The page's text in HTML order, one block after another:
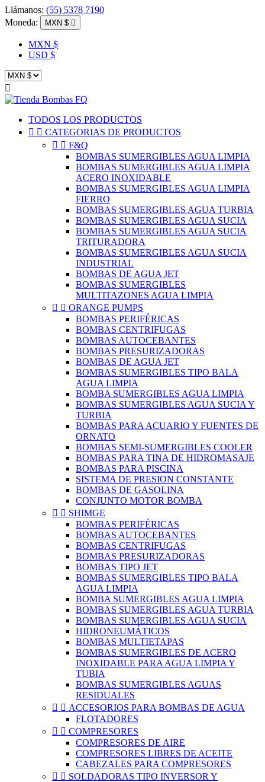
Llámanos: (55) 5378 7190
Moneda:
MXN $ 
MXN $
USD $

TODOS LOS PRODUCTOS
  CATEGORIAS DE PRODUCTOS
  F&Q
BOMBAS SUMERGIBLES AGUA LIMPIA
BOMBAS SUMERGIBLES AGUA LIMPIA
ACERO INOXIDABLE
BOMBAS SUMERGIBLES AGUA LIMPIA
FIERRO
BOMBAS SUMERGIBLES AGUA TURBIA
BOMBAS SUMERGIBLES AGUA SUCIA
BOMBAS SUMERGIBLES AGUA SUCIA
TRITURADORA
BOMBAS SUMERGIBLES AGUA SUCIA
INDUSTRIAL
BOMBAS DE AGUA JET
BOMBAS SUMERGIBLES
MULTITAZONES AGUA LIMPIA
  ORANGE PUMPS
BOMBAS PERIFÉRICAS
BOMBAS CENTRIFUGAS
BOMBAS AUTOCEBANTES
BOMBAS PRESURIZADORAS
BOMBAS DE AGUA JET
BOMBAS SUMERGIBLES TIPO BALA
AGUA LIMPIA
BOMBA SUMERGIBLES AGUA LIMPIA
BOMBAS SUMERGIBLES AGUA SUCIA Y
TURBIA
BOMBAS PARA ACUARIO Y FUENTES DE
ORNATO
BOMBAS SEMI-SUMERGIBLES COOLER
BOMBAS PARA TINA DE HIDROMASAJE
BOMBAS PARA PISCINA
SISTEMA DE PRESION CONSTANTE
BOMBAS DE GASOLINA
CONJUNTO MOTOR BOMBA
  SHIMGE
BOMBAS PERIFÉRICAS
BOMBAS AUTOCEBANTES
BOMBAS CENTRIFUGAS
BOMBAS PRESURIZADORAS
BOMBAS TIPO JET
BOMBAS SUMERGIBLES TIPO BALA
AGUA LIMPIA
BOMBA SUMERGIBLES AGUA LIMPIA
BOMBAS SUMERGIBLES AGUA TURBIA
BOMBAS SUMERGIBLES AGUA SUCIA
HIDRONEUMÁTICOS
BOMBAS MULTIETAPAS
BOMBAS SUMERGIBLES DE ACERO
INOXIDABLE PARA AGUA LIMPIA Y
TUBIA
BOMBAS SUMERGIBLES AGUAS
RESIDUALES
  ACCESORIOS PARA BOMBAS DE AGUA
FLOTADORES
  COMPRESORES
COMPRESORES DE AIRE
COMPRESORES LIBRES DE ACEITE
CABEZALES PARA COMPRESORES
  SOLDADORAS TIPO INVERSOR Y